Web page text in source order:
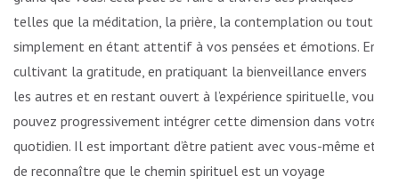
telles que la méditation, la prière, la contemplation ou tout
simplement en étant attentif à vos pensées et émotions. En
cultivant la gratitude, en pratiquant la bienveillance envers
les autres et en restant ouvert à l’expérience spirituelle, vous
pouvez progressivement intégrer cette dimension dans votre
quotidien. Il est important d’être patient avec vous-même et
de reconnaître que le chemin spirituel est un voyage